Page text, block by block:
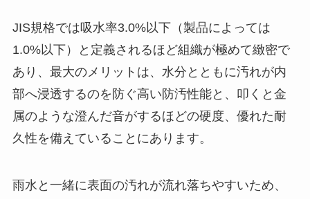
JIS規格では吸水率3.0%以下（製品によっては
1.0%以下）と定義されるほど組織が極めて緻密で
あり、最大のメリットは、水分とともに汚れが内
部へ浸透するのを防ぐ高い防汚性能と、叩くと金
属のような澄んだ音がするほどの硬度、優れた耐
久性を備えていることにあります。
雨水と一緒に表面の汚れが流れ落ちやすいため、